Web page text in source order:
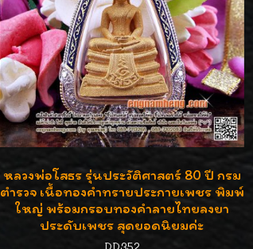
หลวงพ่อโสธร รุ่นประวัติศาสตร์ 80 ปี กรม
ตำรวจ เนื้อทองคำทรายประกายเพชร พิมพ์
ใหญ่ พร้อมกรอบทองคำลายไทยลงยา
ประดับเพชร สุดยอดนิยมค่ะ
DD352